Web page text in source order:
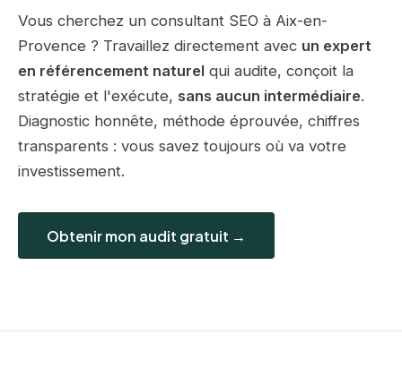
Vous cherchez un consultant SEO à Aix-en-
Provence ? Travaillez directement avec un expert
en référencement naturel qui audite, conçoit la
stratégie et l'exécute, sans aucun intermédiaire.
Diagnostic honnête, méthode éprouvée, chiffres
transparents : vous savez toujours où va votre
investissement.
Obtenir mon audit gratuit →